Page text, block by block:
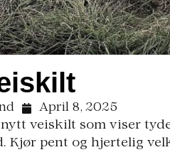
April 8, 2025
veiskilt som viser
Kjør pent og hjertelig